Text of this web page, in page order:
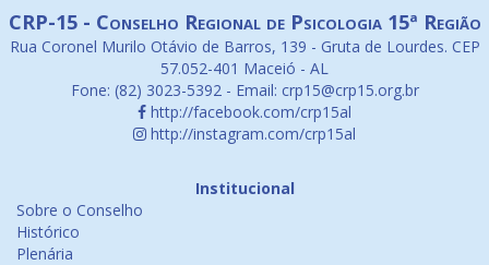
CRP-15 - Conselho Regional de Psicologia 15ª Região
Rua Coronel Murilo Otávio de Barros, 139 - Gruta de Lourdes. CEP
57.052-401 Maceió - AL
Fone: (82) 3023-5392 - Email: crp15@crp15.org.br
http://facebook.com/crp15al
http://instagram.com/crp15al
Institucional
Sobre o Conselho
Histórico
Plenária